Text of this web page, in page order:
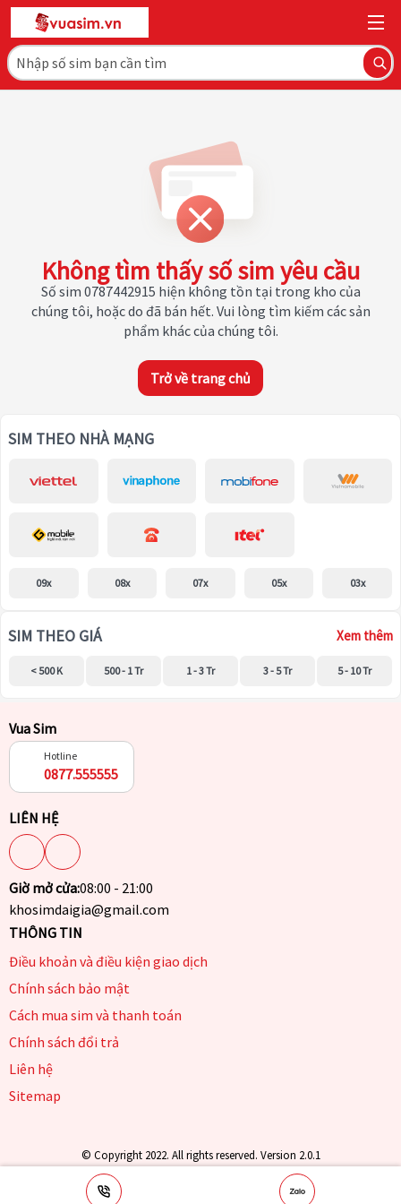
Không tìm thấy số sim yêu cầu
Số sim 0787442915 hiện không tồn tại trong kho của
chúng tôi, hoặc do đã bán hết. Vui lòng tìm kiếm các sản
phẩm khác của chúng tôi.
Trở về trang chủ
SIM THEO NHÀ MẠNG
09x 08x 07x 05x 03x
SIM THEO GIÁ Xem thêm
< 500 K 500 - 1 Tr 1 - 3 Tr 3 - 5 Tr 5 - 10 Tr
Vua Sim
Hotline
0877.555555
LIÊN HỆ
Giờ mở cửa:08:00 - 21:00
khosimdaigia@gmail.com
THÔNG TIN
Điều khoản và điều kiện giao dịch
Chính sách bảo mật
Cách mua sim và thanh toán
Chính sách đổi trả
Liên hệ
Sitemap
© Copyright 2022. All rights reserved. Version 2.0.1